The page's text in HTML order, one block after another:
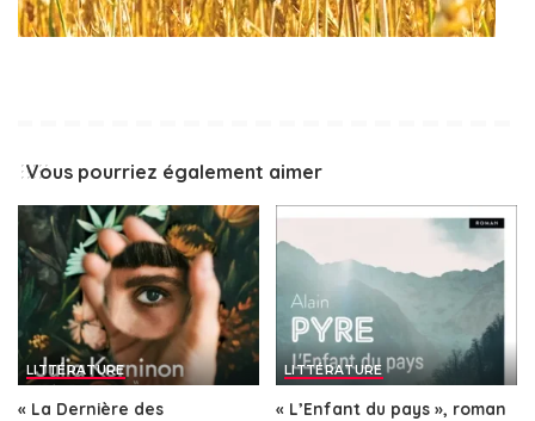
Vous pourriez également aimer
LITTÉRATURE
« La Dernière des
LITTÉRATURE
« L’Enfant du pays », roman